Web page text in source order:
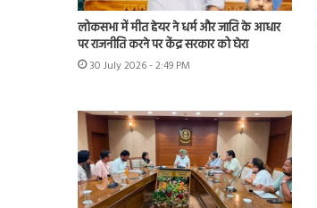
लोकसभा में मीत हेयर ने धर्म और जाति के आधार
पर राजनीति करने पर केंद्र सरकार को घेरा
30 July 2026 - 2:49 PM